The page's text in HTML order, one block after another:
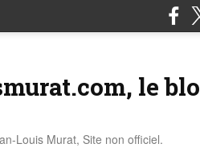
le
Louis Murat, Site non officiel.